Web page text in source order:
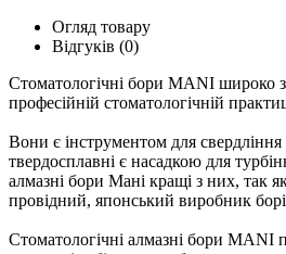
Огляд товару
Відгуків (0)
Стоматологічні бори MANI широко
професійній стоматологічній
Вони є інструментом для свердління
твердосплавні є насадкою для
алмазні бори Мані кращі з них, так
провідний, японський виробник
Стоматологічні алмазні бори MANI